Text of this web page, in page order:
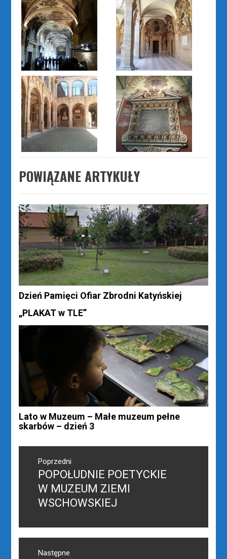
POWIĄZANE ARTYKUŁY
Dzień Pamięci Ofiar Zbrodni Katyńskiej
„PLAKAT w TLE”
Lato w Muzeum – Małe muzeum pełne
skarbów – dzień 3
Nawigacja
wpisuPoprzedni
Poprzedni
wpis:
POPOŁUDNIE POETYCKIE
W MUZEUM ZIEMI
WSCHOWSKIEJ
Następne